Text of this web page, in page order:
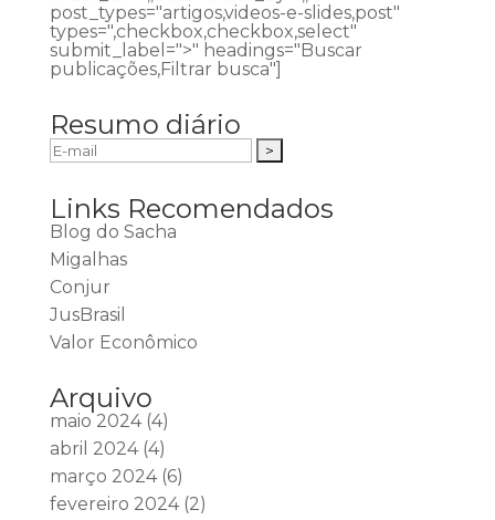
post_types="artigos,videos-e-slides,post"
types=",checkbox,checkbox,select"
submit_label=">" headings="Buscar
publicações,Filtrar busca"]
Resumo diário
Links Recomendados
Blog do Sacha
Migalhas
Conjur
JusBrasil
Valor Econômico
Arquivo
maio 2024(4)
abril 2024(4)
março 2024(6)
fevereiro 2024(2)